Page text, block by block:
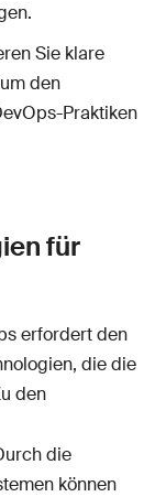
Sie klare
den
Praktiken
für
erfordert den
die die
den
die
können